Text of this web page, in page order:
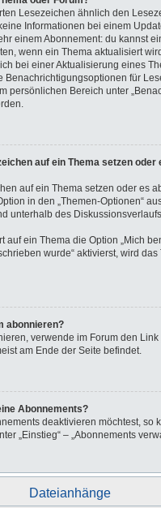
Lesezeichen ähnlich den
Informationen bei einem
einem Abonnement: du kannst
wenn ein Thema aktualisiert
bei einer Aktualisierung eines
Benachrichtigungsoptionen für
persönlichen Bereich unter
auf ein Thema setzen oder
auf ein Thema setzen oder es
in den „Themen-Optionen“
unterhalb des
auf ein Thema die Option „Mich
wurde“ aktivierst, wird
abonnieren?
verwende im Forum den Link
am Ende der Seite befindet.
Abonnements?
deaktivieren möchtest, so
„Einstieg“ – „Abonnements
Dateianhänge